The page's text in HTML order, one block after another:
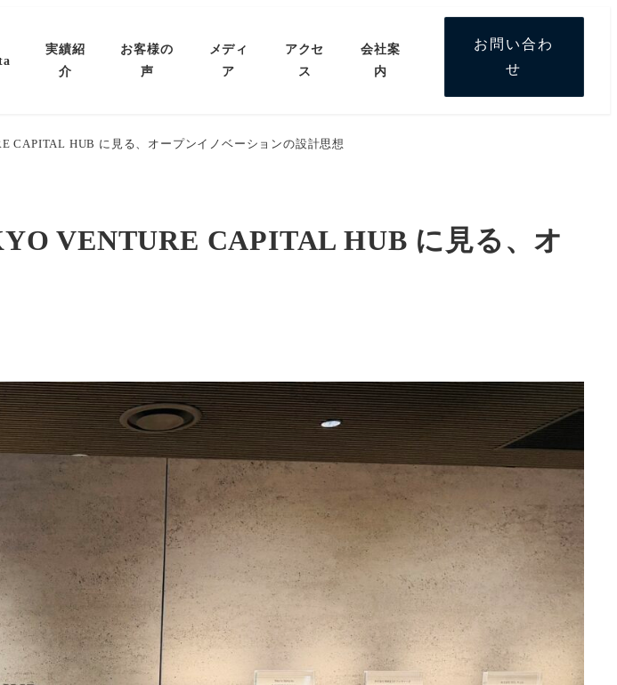
実績紹
介
お客様の
声
メディ
ア
アクセ
ス
会社案
内
お問い合わ
せ
CAPITAL HUB に見る、オープンイノベーションの設計思想
VENTURE CAPITAL HUB に見る、オ